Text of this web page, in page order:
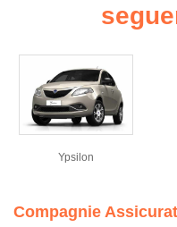
Ypsilon
Compagnie